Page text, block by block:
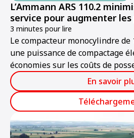
L’Ammann ARS 110.2
service pour augmenter
3 minutes pour lire
Le compacteur monocylindre de
une puissance de compactage
économies sur les coûts de
En savoir